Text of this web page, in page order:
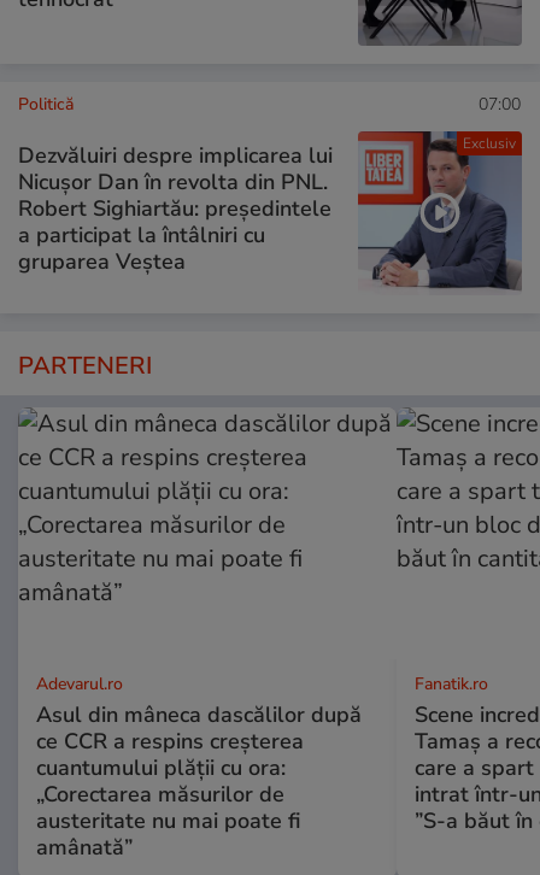
Exclusiv
Politică 07:00
Dezvăluiri despre implicarea lui
Nicușor Dan în revolta din PNL.
Robert Sighiartău: președintele
a participat la întâlniri cu
gruparea Veștea
PARTENERI
Adevarul.ro
Asul din mâneca dascălilor după
ce CCR a respins creșterea
cuantumului plății cu ora:
„Corectarea măsurilor de
austeritate nu mai poate fi
amânată”
Fanatik.ro
Scene
Tamaș a
care a
intrat într-
”S-a băut